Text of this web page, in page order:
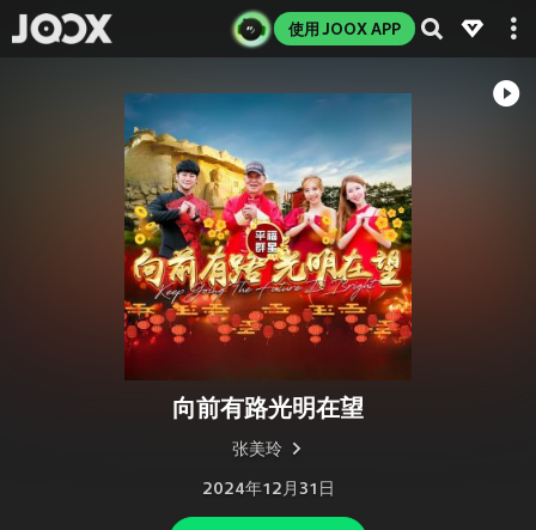
使用 JOOX APP
向前有路光明在望
张美玲
2024年12月31日